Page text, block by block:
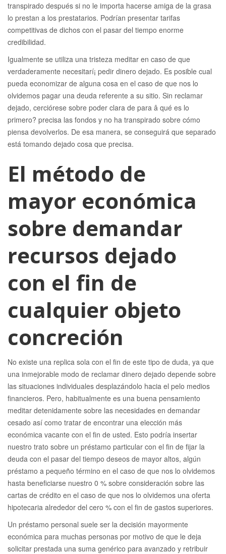
transpirado después si no le importa hacerse amiga de la grasa
lo prestan a los prestatarios. Podrían presentar tarifas
competitivas de dichos con el pasar del tiempo enorme
credibilidad.
Igualmente se utiliza una tristeza meditar en caso de que
verdaderamente necesitarí¡ pedir dinero dejado. Es posible cual
pueda economizar de alguna cosa en el caso de que nos lo
olvidemos pagar una deuda referente a su sitio. Sin reclamar
dejado, cerciórese sobre poder clara de para â qué es lo
primero? precisa las fondos y no ha transpirado sobre cómo
piensa devolverlos. De esa manera, se conseguirá que separado
está tomando dejado cosa que precisa.
El método de
mayor económica
sobre demandar
recursos dejado
con el fin de
cualquier objeto
concreción
No existe una replica sola con el fin de este tipo de duda, ya que
una inmejorable modo de reclamar dinero dejado depende sobre
las situaciones individuales desplazándolo hacia el pelo medios
financieros. Pero, habitualmente es una buena pensamiento
meditar detenidamente sobre las necesidades en demandar
cesado así­ como tratar de encontrar una elección más
económica vacante con el fin de usted. Esto podría insertar
nuestro trato sobre un préstamo particular con el fin de fijar la
deuda con el pasar del tiempo deseos de mayor altos, algún
préstamo a pequeño término en el caso de que nos lo olvidemos
hasta beneficiarse nuestro 0 % sobre consideración sobre las
cartas de crédito en el caso de que nos lo olvidemos una oferta
hipotecaria alrededor del cero % con el fin de gastos superiores.
Un préstamo personal suele ser la decisión mayormente
económica para muchas personas por motivo de que le deja
solicitar prestada una suma genérico para avanzado y retribuir